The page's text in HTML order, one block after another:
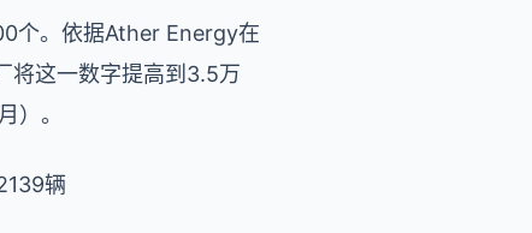
个。依据Ather Energy在
将这一数字提高到3.5万
）。
辆